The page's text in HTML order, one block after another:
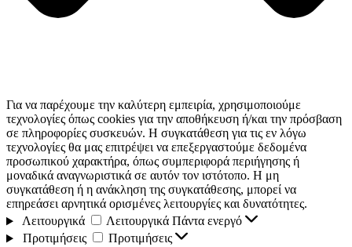
Για να παρέχουμε την καλύτερη εμπειρία, χρησιμοποιούμε
τεχνολογίες όπως cookies για την αποθήκευση ή/και την πρόσβαση
σε πληροφορίες συσκευών. Η συγκατάθεση για τις εν λόγω
τεχνολογίες θα μας επιτρέψει να επεξεργαστούμε δεδομένα
προσωπικού χαρακτήρα, όπως συμπεριφορά περιήγησης ή
μοναδικά αναγνωριστικά σε αυτόν τον ιστότοπο. Η μη
συγκατάθεση ή η ανάκληση της συγκατάθεσης, μπορεί να
επηρεάσει αρνητικά ορισμένες λειτουργίες και δυνατότητες.
Λειτουργικά
Λειτουργικά Πάντα ενεργό
Προτιμήσεις
Προτιμήσεις